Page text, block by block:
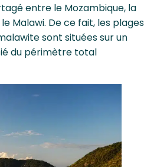
entre le Mozambique, la
Malawi. De ce fait, les plages
sont situées sur un
du périmètre total